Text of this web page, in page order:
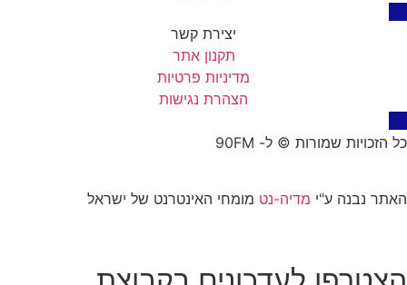
יצירת קשר
תקנון אתר
מדיניות פרטיות
הצהרת נגישות
כל הזכויות שמורות © ל- 90FM
האתר נבנה ע"י מדיה-נט מומחי האינטרנט של ישראל